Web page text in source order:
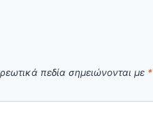
πεδία σημειώνονται με *